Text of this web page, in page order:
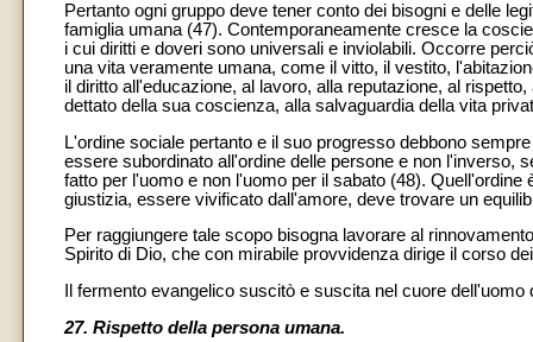
Pertanto ogni gruppo deve tener conto dei bisogni e delle
famiglia umana (47). Contemporaneamente cresce la
i cui diritti e doveri sono universali e inviolabili. Occorre
una vita veramente umana, come il vitto, il vestito,
il diritto all'educazione, al lavoro, alla reputazione, al
dettato della sua coscienza, alla salvaguardia della vita
L'ordine sociale pertanto e il suo progresso debbono
essere subordinato all'ordine delle persone e non l'inverso,
fatto per l'uomo e non l'uomo per il sabato (48).
giustizia, essere vivificato dall'amore, deve trovare un
Per raggiungere tale scopo bisogna lavorare al
Spirito di Dio, che con mirabile provvidenza dirige il corso
Il fermento evangelico suscitò e suscita nel cuore
27. Rispetto della persona umana.